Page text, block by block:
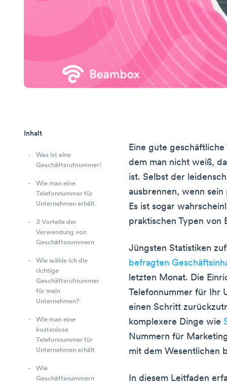
Inhalt
Was ist eine
Geschäftsrufnummer?
Wie man eine
Telefonnummer für
Unternehmen erhält
3 Vorteile der
Verwendung von
Geschäftsnummern
Wie wähle ich die
richtige
Geschäftsrufnummer
für mein
Unternehmen?
Wie man eine
kostenlose
Telefonnummer für
Unternehmen erhält
Wie
Geschäftsnummern
Eine gute
dem man nicht weiß,
ist. Selbst der
ausbrennen, wenn
Es ist sogar
praktischen Typen von
Jüngsten Statistiken
befragten
letzten Monat. Die
Telefonnummer für Ihr
einen Schritt
komplexere Dinge wie
Nummern für
mit dem Wesentlichen
In diesem Leitfaden